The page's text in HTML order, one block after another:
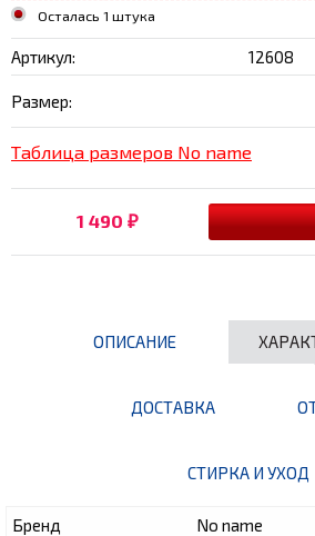
Осталась 1 штука
Артикул: 12608
Размер:
Таблица размеров No name
1 490 ₽
ОПИСАНИЕ
ДОСТАВКА
СТИРКА И УХОД
Бренд
No name